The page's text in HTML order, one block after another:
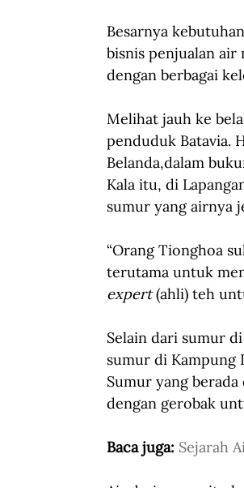
Besarnya
bisnis penjualan air
dengan berbagai
Melihat jauh ke
penduduk Batavia.
Belanda,dalam
Kala itu, di
sumur yang airnya
“Orang Tionghoa
terutama untuk
expert (ahli) teh
Selain dari sumur
sumur di Kampung
Sumur yang
dengan gerobak
Baca juga: Sejarah